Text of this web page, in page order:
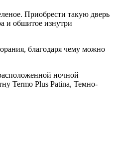
Приобрести такую дверь
и обшитое изнутри
благодаря чему можно
ночной
Termo Plus Patina, Темно-